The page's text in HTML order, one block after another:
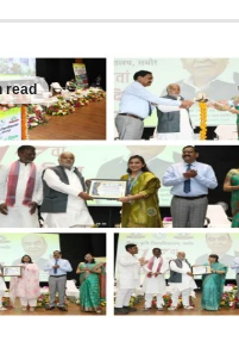
read